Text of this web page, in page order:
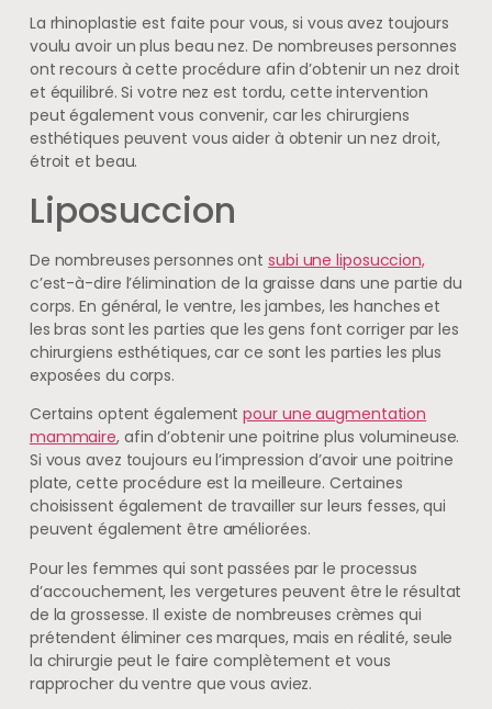
La rhinoplastie est faite pour vous, si vous avez toujours
voulu avoir un plus beau nez. De nombreuses personnes
ont recours à cette procédure afin d’obtenir un nez droit
et équilibré. Si votre nez est tordu, cette intervention
peut également vous convenir, car les chirurgiens
esthétiques peuvent vous aider à obtenir un nez droit,
étroit et beau.
Liposuccion
De nombreuses personnes ontsubi une liposuccion,
c’est-à-dire l’élimination de la graisse dans une partie du
corps. En général, le ventre, les jambes, les hanches et
les bras sont les parties que les gens font corriger par les
chirurgiens esthétiques, car ce sont les parties les plus
exposées du corps.
Certains optent égalementpour une augmentation
mammaire, afin d’obtenir une poitrine plus volumineuse.
Si vous avez toujours eu l’impression d’avoir une poitrine
plate, cette procédure est la meilleure. Certaines
choisissent également de travailler sur leurs fesses, qui
peuvent également être améliorées.
Pour les femmes qui sont passées par le processus
d’accouchement, les vergetures peuvent être le résultat
de la grossesse. Il existe de nombreuses crèmes qui
prétendent éliminer ces marques, mais en réalité, seule
la chirurgie peut le faire complètement et vous
rapprocher du ventre que vous aviez.